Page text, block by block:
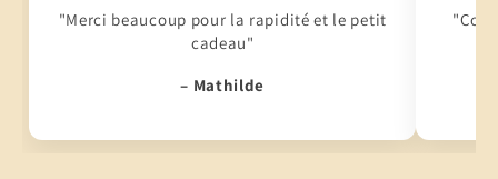
"Merci beaucoup pour la rapidité et le petit
cadeau"
– Mathilde